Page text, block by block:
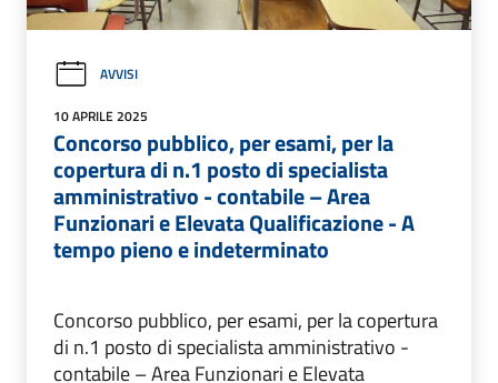
AVVISI
10 APRILE 2025
Concorso pubblico, per esami, per la
copertura di n.1 posto di specialista
amministrativo - contabile – Area
Funzionari e Elevata Qualificazione - A
tempo pieno e indeterminato
Concorso pubblico, per esami, per la copertura
di n.1 posto di specialista amministrativo -
contabile – Area Funzionari e Elevata